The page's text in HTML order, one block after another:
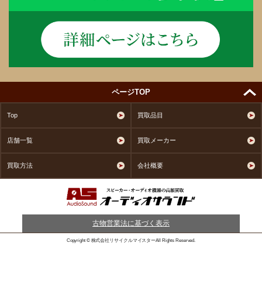
ページTOP
Top 買取品目
店舗一覧 買取メーカー
買取方法 会社概要
古物営業法に基づく表示
Copyright © 株式会社リサイクルマイスターAll Rights Reserved.